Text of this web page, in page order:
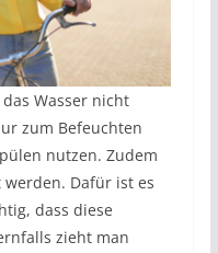
Wasser nicht
zum Befeuchten
nutzen. Zudem
Dafür ist es
dass diese
zieht man